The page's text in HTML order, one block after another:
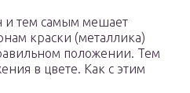
и тем самым мешает
краски (металлика)
положении. Тем
в цвете. Как с этим